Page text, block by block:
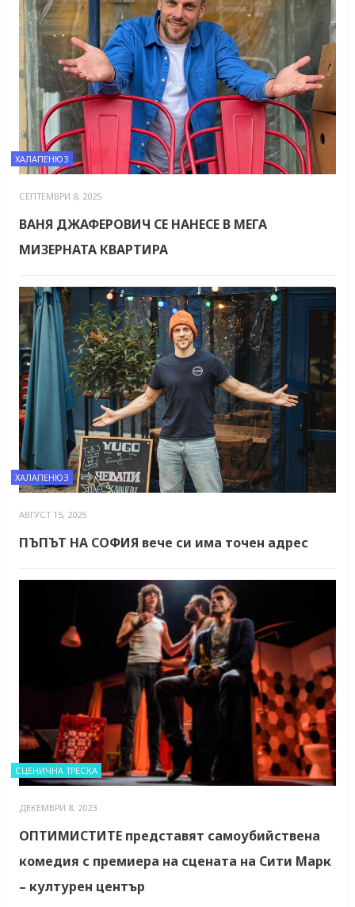
ХАЛАПЕНЮЗ
СЕПТЕМВРИ 8, 2025
ВАНЯ ДЖАФЕРОВИЧ СЕ НАНЕСЕ В МЕГА
МИЗЕРНАТА КВАРТИРА
ХАЛАПЕНЮЗ
АВГУСТ 15, 2025
ПЪПЪТ НА СОФИЯ вече си има точен адрес
СЦЕНИЧНА ТРЕСКА
ДЕКЕМВРИ 8, 2023
ОПТИМИСТИТЕ представят самоубийствена
комедия с премиера на сцената на Сити Марк
– културен център